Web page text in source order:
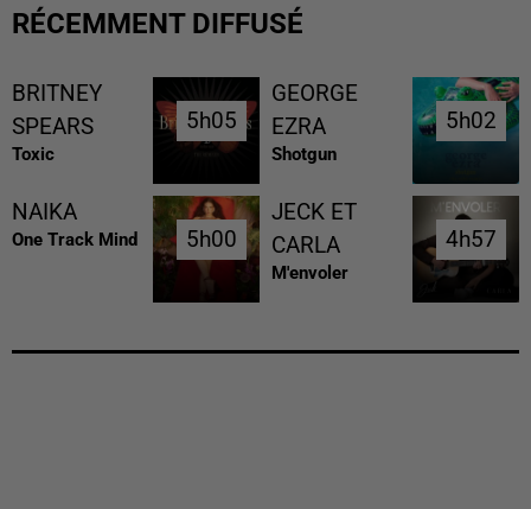
RÉCEMMENT DIFFUSÉ
BRITNEY
SPEARS
Toxic
5h05
5h05
GEORGE
EZRA
Shotgun
5h02
5h02
NAIKA
One Track Mind 5h00
5h00
JECK ET
CARLA
M'envoler
4h57
4h57